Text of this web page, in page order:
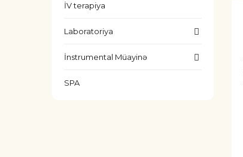
İV terapiya
Laboratoriya
İnstrumental Müayinə
SPA